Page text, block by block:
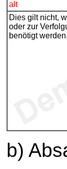
alt
Dies gilt nicht,
oder zur
benötigt werden.
b)